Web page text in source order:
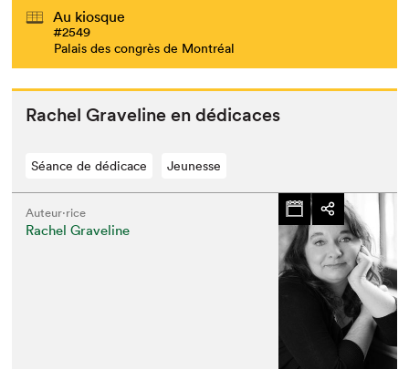
Au kiosque
#2549
Palais des congrès de Montréal
Rachel Grav­e­line en dédicaces
Séance de dédicace Jeunesse
Auteur·rice
Rachel Graveline